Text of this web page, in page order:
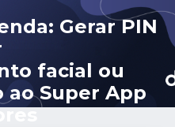
Gerar PIN
facial ou
ao Super App